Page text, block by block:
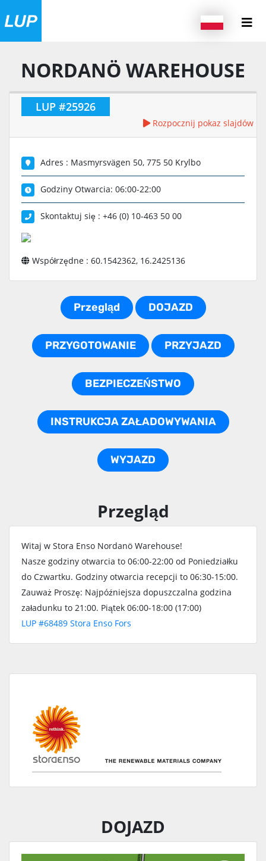
NORDANÖ WAREHOUSE
LUP #25926
Rozpocznij pokaz slajdów
Adres : Masmyrsvägen 50, 775 50 Krylbo
Godziny Otwarcia: 06:00-22:00
Skontaktuj się : +46 (0) 10-463 50 00
Współrzędne : 60.1542362, 16.2425136
Przegląd DOJAZD
PRZYGOTOWANIE PRZYJAZD
BEZPIECZEŃSTWO
INSTRUKCJA ZAŁADOWYWANIA
WYJAZD
Przegląd
Witaj w Stora Enso Nordanö Warehouse!
Nasze godziny otwarcia to 06:00-22:00 od Poniedziałku
do Czwartku. Godziny otwarcia recepcji to 06:30-15:00.
Zauważ Proszę: Najpóźniejsza dopuszczalna godzina
załadunku to 21:00. Piątek 06:00-18:00 (17:00)
LUP #68489 Stora Enso Fors
DOJAZD